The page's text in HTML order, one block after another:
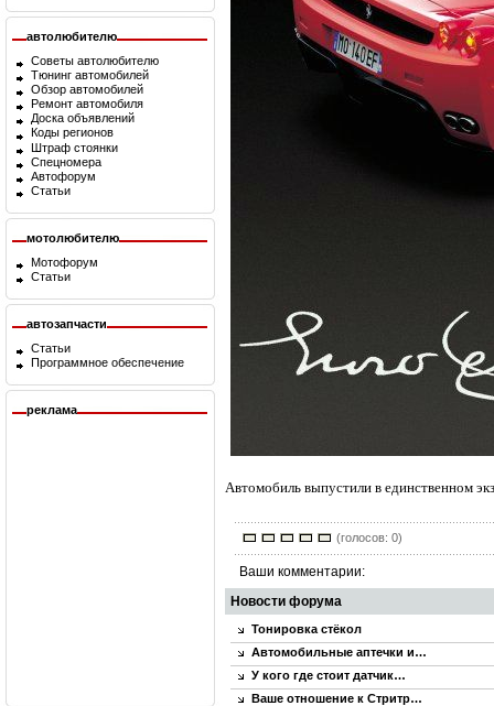
автолюбителю
Советы автолюбителю
Тюнинг автомобилей
Обзор автомобилей
Ремонт автомобиля
Доска объявлений
Коды регионов
Штраф стоянки
Спецномера
Автофорум
Статьи
мотолюбителю
Мотофорум
Статьи
автозапчасти
Статьи
Программное обеспечение
реклама
Автомобиль выпустили в единственном
(голосов: 0)
Ваши комментарии:
Новости форума
Тонировка стёкол
Автомобильные аптечки и…
У кого где стоит датчик…
Ваше отношение к Стритр…